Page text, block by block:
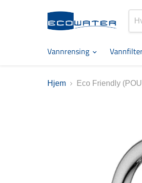
Vannrensing
Hjem Eco Friendly